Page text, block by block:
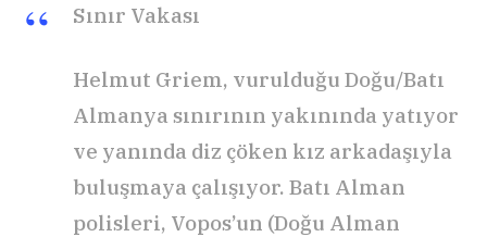
Sınır Vakası
Helmut Griem, vurulduğu Doğu/Batı
Almanya sınırının yakınında yatıyor
ve yanında diz çöken kız arkadaşıyla
buluşmaya çalışıyor. Batı Alman
polisleri, Vopos’un (Doğu Alman